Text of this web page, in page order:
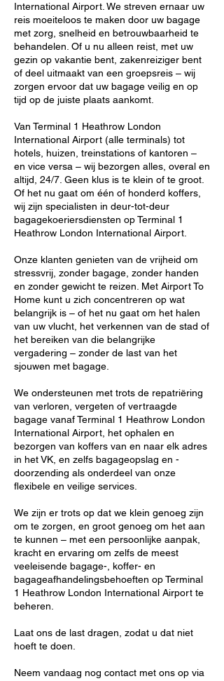
International Airport. We streven ernaar uw
reis moeiteloos te maken door uw bagage
met zorg, snelheid en betrouwbaarheid te
behandelen. Of u nu alleen reist, met uw
gezin op vakantie bent, zakenreiziger bent
of deel uitmaakt van een groepsreis – wij
zorgen ervoor dat uw bagage veilig en op
tijd op de juiste plaats aankomt.
Van Terminal 1 Heathrow London
International Airport (alle terminals) tot
hotels, huizen, treinstations of kantoren –
en vice versa – wij bezorgen alles, overal en
altijd, 24/7. Geen klus is te klein of te groot.
Of het nu gaat om één of honderd koffers,
wij zijn specialisten in deur-tot-deur
bagagekoeriersdiensten op Terminal 1
Heathrow London International Airport.
Onze klanten genieten van de vrijheid om
stressvrij, zonder bagage, zonder handen
en zonder gewicht te reizen. Met Airport To
Home kunt u zich concentreren op wat
belangrijk is – of het nu gaat om het halen
van uw vlucht, het verkennen van de stad of
het bereiken van die belangrijke
vergadering – zonder de last van het
sjouwen met bagage.
We ondersteunen met trots de repatriëring
van verloren, vergeten of vertraagde
bagage vanaf Terminal 1 Heathrow London
International Airport, het ophalen en
bezorgen van koffers van en naar elk adres
in het VK, en zelfs bagageopslag en -
doorzending als onderdeel van onze
flexibele en veilige services.
We zijn er trots op dat we klein genoeg zijn
om te zorgen, en groot genoeg om het aan
te kunnen – met een persoonlijke aanpak,
kracht en ervaring om zelfs de meest
veeleisende bagage-, koffer- en
bagageafhandelingsbehoeften op Terminal
1 Heathrow London International Airport te
beheren.
Laat ons de last dragen, zodat u dat niet
hoeft te doen.
Neem vandaag nog contact met ons op via